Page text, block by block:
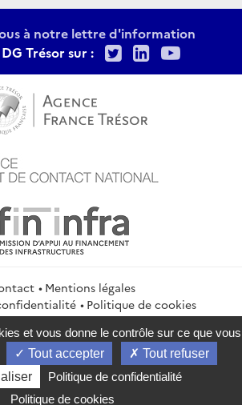
à notre lettre d'information
Trésor sur :
TwitterLinkedIn
Mentions légales
Politique de cookies
des cookies
Flux RSS
legifrance.gouv.fr
info.gouv.fr
data.gouv.fr
Direction générale du Trésor
et vous donne le contrôle sur ce que vous
Tout accepter
Tout refuser
Politique de confidentialité
Politique de cookies